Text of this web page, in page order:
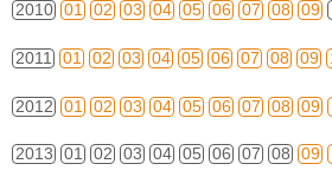
2010 01 02 03 04 05 06 07 08 09
2011 01 02 03 04 05 06 07 08 09
2012 01 02 03 04 05 06 07 08 09
2013 01 02 03 04 05 06 07 08 09